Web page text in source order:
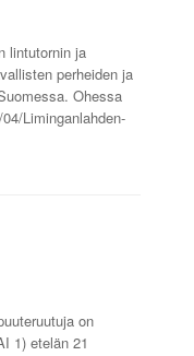
lintutornin ja
perheiden ja
Ohessa
Liminganlahden-
on
1) etelän 21